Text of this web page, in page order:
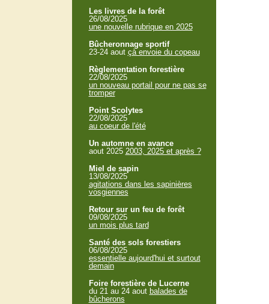
Les livres de la forêt
26/08/2025
une nouvelle rubrique en 2025
Bûcheronnage sportif
23-24 aout çà envoie du copeau
Règlementation forestière
22/08/2025
un nouveau portail pour ne pas se
tromper
Point Scolytes
22/08/2025
au coeur de l'été
Un automne en avance
aout 2025 2003, 2025 et après ?
Miel de sapin
13/08/2025
agitations dans les sapinières
vosgiennes
Retour sur un feu de forêt
09/08/2025
un mois plus tard
Santé des sols forestiers
06/08/2025
essentielle aujourd'hui et surtout
demain
Foire forestière de Lucerne
du 21 au 24 aout balades de
bûcherons